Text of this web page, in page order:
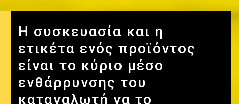
Η συσκευασία και η
ετικέτα ενός προϊόντος
είναι το κύριο μέσο
ενθάρρυνσης του
καταναλωτή να το